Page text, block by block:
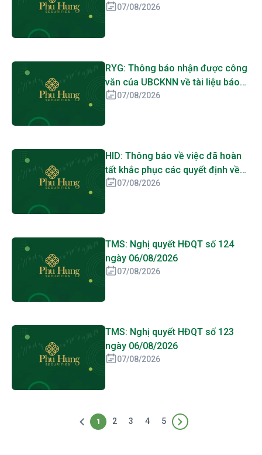
07/08/2026
RYG: Thông báo nhận được công
văn của UBCKNN về tài liệu báo
cáo phát hành cổ phiếu để trả cổ
07/08/2026
HID: Thông báo về việc đã hoàn
tất khắc phục các quyết định về
quản lý thuế của Cục thuế TP.Hà
07/08/2026
TMS: Nghị quyết HĐQT số 124
ngày 06/08/2026
07/08/2026
TMS: Nghị quyết HĐQT số 123
ngày 06/08/2026
07/08/2026
1 2 3 4 5